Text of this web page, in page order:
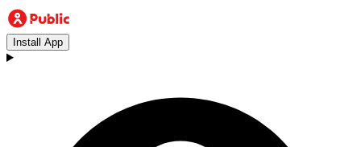
Install App